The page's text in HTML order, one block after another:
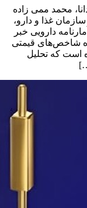
محمد ممی زاده
غذا و دارو،
دارویی خبر
شاخص‌های قیمتی
است که تحلیل